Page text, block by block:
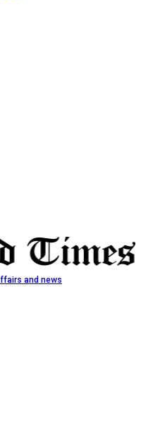
and news